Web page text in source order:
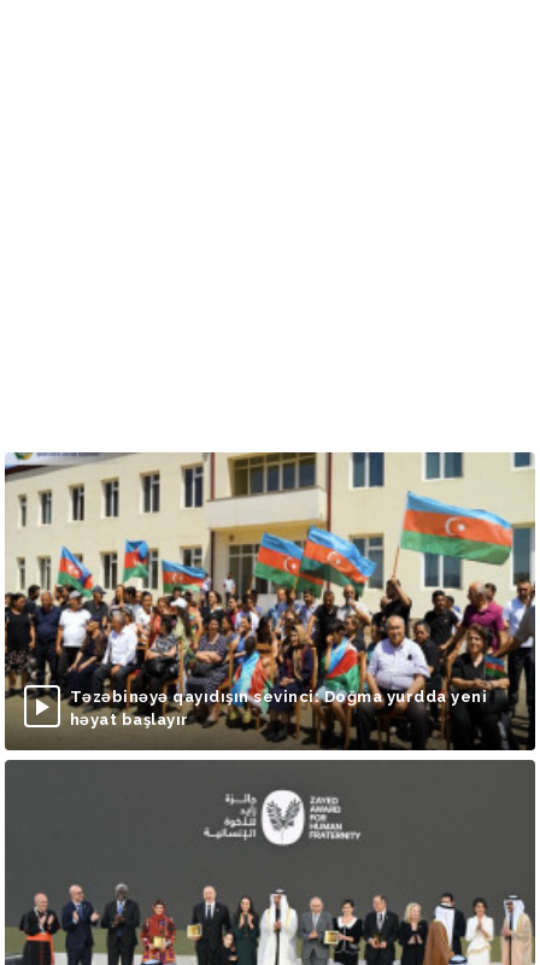
Təzəbinəyə qayıdışın sevinci: Doğma yurdda yeni
həyat başlayır